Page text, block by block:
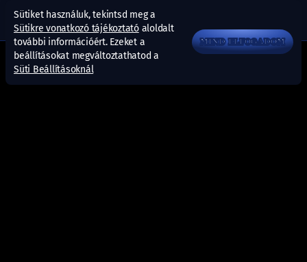
Sütiket használuk, tekintsd meg a
Sütikre vonatkozó tájékoztatóaloldalt
további információért. Ezeket a
beállításokat megváltoztathatod a
Süti Beállításoknál
MIND ELFOGADOM